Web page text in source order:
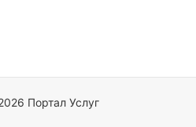
Портал Услуг